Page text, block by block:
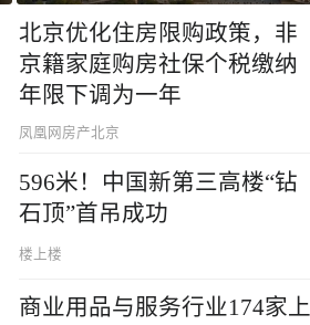
北京优化住房限购政策，非
京籍家庭购房社保个税缴纳
年限下调为一年
凤凰网房产北京
596米！中国新第三高楼“钻
石顶”首吊成功
楼上楼
商业用品与服务行业174家上